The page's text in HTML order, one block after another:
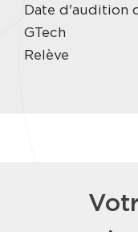
Date d'audition
GTech
Relève